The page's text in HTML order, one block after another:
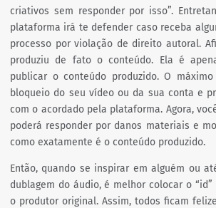
criativos sem responder por isso”.
plataforma irá te defender caso receba
processo por violação de direito autoral.
produziu de fato o conteúdo. Ela é
publicar o conteúdo produzido. O
bloqueio do seu vídeo ou da sua conta e
com o acordado pela plataforma. Agora,
poderá responder por danos materiais e
como exatamente é o conteúdo produzido.
Então, quando se inspirar em alguém ou
dublagem do áudio, é melhor colocar o
o produtor original. Assim, todos ficam